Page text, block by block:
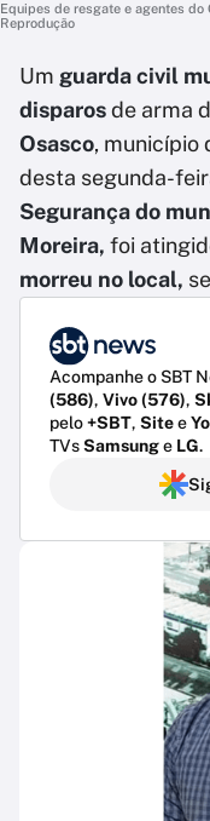
Equipes de resgate e agentes do
Reprodução
Um guarda civil
disparosde arma
Osasco, município
desta segunda-
Segurança do
Moreira, foi
morreu no local,
Acompanhe o SBT
(586), Vivo (576),
pelo+SBT, Sitee
TVsSamsunge LG.